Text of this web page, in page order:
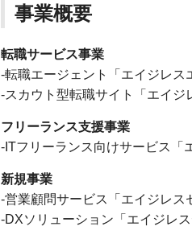
事業概要
転職サービス事業
-転職エージェント「エイジレス
-スカウト型転職サイト「エイジ
フリーランス支援事業
-ITフリーランス向けサービス「
新規事業
-営業顧問サービス「エイジレス
-DXソリューション「エイジレ